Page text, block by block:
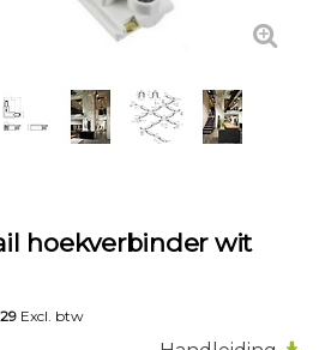
hoekverbinder wit
Excl. btw